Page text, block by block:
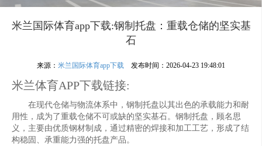
米兰国际体育app下载:钢制托盘：重载仓储的坚实基
石
来源：米兰国际体育app下载 发布时间：2026-04-23 19:48:01
米兰体育APP下载链接:
在现代仓储与物流体系中，钢制托盘以其出色的承载能力和耐
用性，成为了重载仓储不可或缺的坚实基石。钢制托盘，顾名思
义，主要由优质钢材制成，通过精密的焊接和加工工艺，形成了结
构稳固、承重能力强的托盘产品。